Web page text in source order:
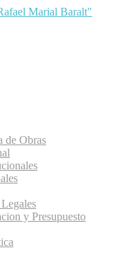
de Obras
y Presupuesto